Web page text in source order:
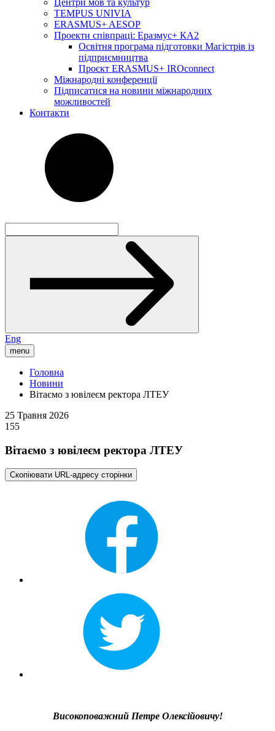
Центри мов та культур
TEMPUS UNIVIA
ERASMUS+ AESOP
Проекти співпраці: Еразмус+ КА2
Освітня програма підготовки Магістрів із
підприємництва
Проєкт ERASMUS+ IROconnect
Міжнародні конференції
Підписатися на новини міжнародних
можливостей
Контакти
Eng
menu
Головна
Новини
Вітаємо з ювілеєм ректора ЛТЕУ
25 Травня 2026
155
Вітаємо з ювілеєм ректора ЛТЕУ
Скопіювати URL-адресу сторінки
Високоповажний Петре Олексійовичу!